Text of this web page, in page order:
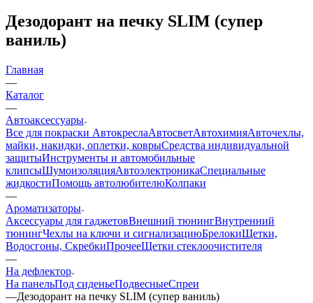
Дезодорант на печку SLIM (супер
ваниль)
Главная
—
Каталог
—
Автоаксессуары
Все для покраски АвтокреслаАвтосветАвтохимияАвточехлы,
майки, накидки, оплетки, коврыСредства индивидуальной
защитыИнструменты и автомобильные
клипсыШумоизоляцияАвтоэлектроникаСпециальные
жидкостиПомощь автолюбителюКолпаки
—
Ароматизаторы
Аксессуары для гаджетовВнешний тюнингВнутренний
тюнингЧехлы на ключи и сигнализациюБрелокиЩетки,
Водосгоны, СкребкиПрочееЩетки стеклоочистителя
—
На дефлектор
На панельПод сиденьеПодвесныеСпреи
—Дезодорант на печку SLIM (супер ваниль)